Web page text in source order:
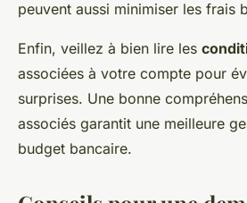
peuvent aussi minimiser les frais
Enfin, veillez à bien lire les
associées à votre compte pour
surprises. Une bonne
associés garantit une meilleure
budget bancaire.